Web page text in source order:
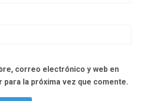
correo electrónico y web en
para la próxima vez que comente.